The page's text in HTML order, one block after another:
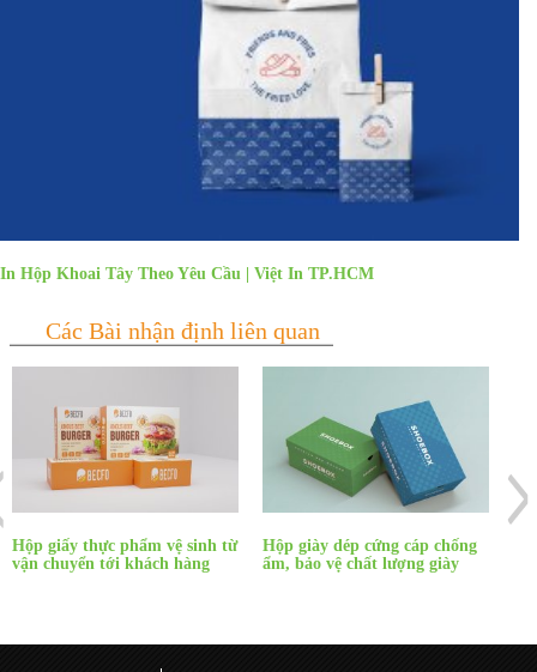
In Hộp Khoai Tây Theo Yêu Cầu | Việt In TP.HCM
Hộp giấy thực phẩm vệ sinh từ
vận chuyển tới khách hàng
Hộp giày dép cứng cáp chống
ẩm, bảo vệ chất lượng giày